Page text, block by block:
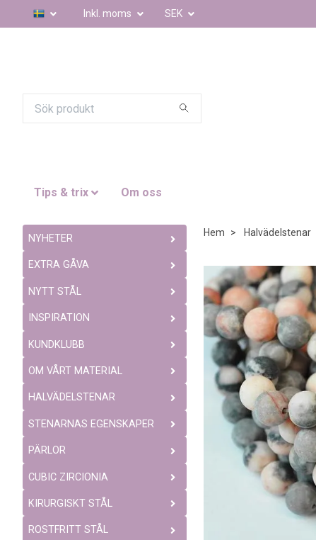
Inkl. moms SEK
Tips & trix Om oss
NYHETER
EXTRA GÅVA
NYTT STÅL
INSPIRATION
KUNDKLUBB
OM VÅRT MATERIAL
HALVÄDELSTENAR
STENARNAS EGENSKAPER
PÄRLOR
CUBIC ZIRCIONIA
KIRURGISKT STÅL
ROSTFRITT STÅL
Hem Halvädelstenar